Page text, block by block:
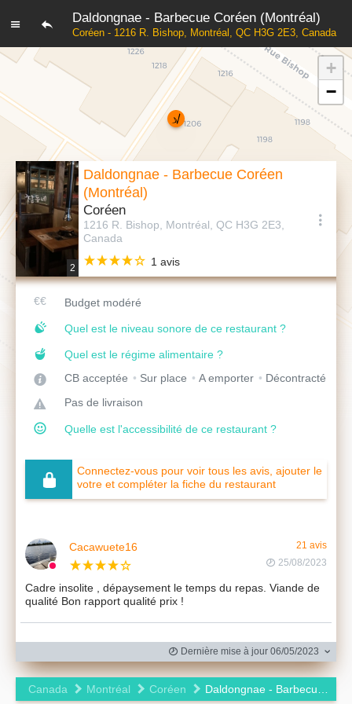
Daldongnae - Barbecue Coréen (Montréal)
Coréen - 1216 R. Bishop, Montréal, QC H3G 2E3, Canada
2
Daldongnae - Barbecue Coréen
(Montréal)
Coréen
1216 R. Bishop, Montréal, QC H3G 2E3,
Canada
1 avis
Budget modéré
Quel est le niveau sonore de ce restaurant ?
Quel est le régime alimentaire ?
CB acceptée
Sur place A emporter
Décontracté
Pas de livraison
Quelle est l'accessibilité de ce restaurant ?
Connectez-vous pour voir tous les avis, ajouter le
votre et compléter la fiche du restaurant
Cacawuete16
21 avis
25/08/2023
Cadre insolite , dépaysement le temps du repas. Viande de
qualité Bon rapport qualité prix !
Dernière mise à jour 06/05/2023
Canada Montréal Coréen
+
−